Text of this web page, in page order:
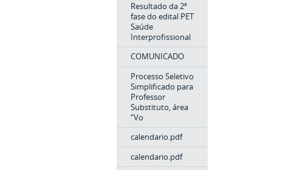
Resultado da 2ª
fase do edital PET
Saúde
Interprofissional
COMUNICADO
Processo Seletivo
Simplificado para
Professor
Substituto, área
“Vo
calendario.pdf
calendario.pdf